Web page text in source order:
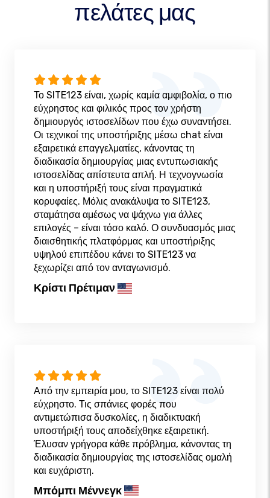
πελάτες μας
Το SITE123 είναι, χωρίς καμία αμφιβολία, ο πιο
εύχρηστος και φιλικός προς τον χρήστη
δημιουργός ιστοσελίδων που έχω συναντήσει.
Οι τεχνικοί της υποστήριξης μέσω chat είναι
εξαιρετικά επαγγελματίες, κάνοντας τη
διαδικασία δημιουργίας μιας εντυπωσιακής
ιστοσελίδας απίστευτα απλή. Η τεχνογνωσία
και η υποστήριξή τους είναι πραγματικά
κορυφαίες. Μόλις ανακάλυψα το SITE123,
σταμάτησα αμέσως να ψάχνω για άλλες
επιλογές – είναι τόσο καλό. Ο συνδυασμός μιας
διαισθητικής πλατφόρμας και υποστήριξης
υψηλού επιπέδου κάνει το SITE123 να
ξεχωρίζει από τον ανταγωνισμό.
Κρίστι Πρέτιμαν
Από την εμπειρία μου, το SITE123 είναι πολύ
εύχρηστο. Τις σπάνιες φορές που
αντιμετώπισα δυσκολίες, η διαδικτυακή
υποστήριξή τους αποδείχθηκε εξαιρετική.
Έλυσαν γρήγορα κάθε πρόβλημα, κάνοντας τη
διαδικασία δημιουργίας της ιστοσελίδας ομαλή
και ευχάριστη.
Μπόμπι Μέννεγκ